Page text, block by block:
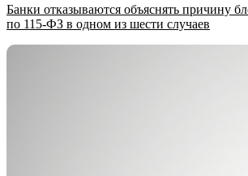
Банки отказываются объяснять причину
по 115-ФЗ в одном из шести случаев